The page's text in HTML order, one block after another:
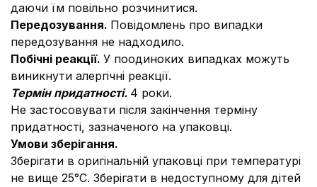
даючи їм повільно розчинитися.
Передозування. Повідомлень про випадки
передозування не надходило.
Побічні реакції. У поодиноких випадках можуть
виникнути алергічні реакції.
Термін придатності. 4 роки.
Не застосовувати після закінчення терміну
придатності, зазначеного на упаковці.
Умови зберігання.
Зберігати в оригінальній упаковці при температурі
не вище 25°С. Зберігати в недоступному для дітей